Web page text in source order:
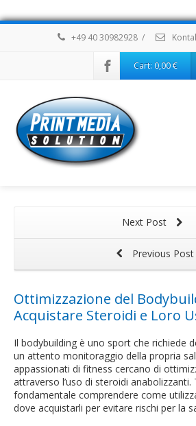
+49 40 30982928 /
Cart: 0,00€
Next Post
Previous Post
Ottimizzazione del
Acquistare Steroidi e Loro
Il bodybuilding è uno sport che richiede
un attento monitoraggio della propria
appassionati di fitness cercano di
attraverso l’uso di steroidi anabolizzanti.
fondamentale comprendere come
dove acquistarli per evitare rischi per la